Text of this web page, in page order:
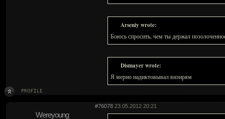
Arseniy wrote:
Боюсь спросить, чем ты держал
Dismayer wrote:
Я мерно надиктовывал визирям
#76078 23.05.2012 20:21
Wereyoung